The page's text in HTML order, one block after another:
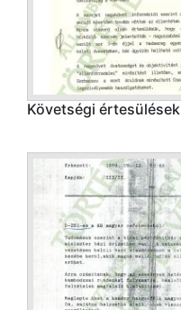
Követségi értesülések